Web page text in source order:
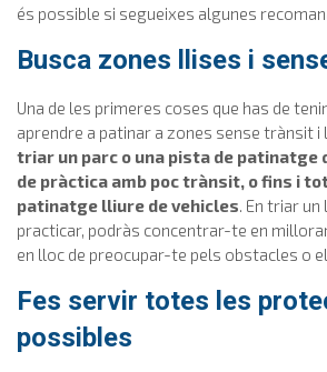
és possible si segueixes algunes
Busca zones llises i
Una de les primeres coses que has de
aprendre a patinar a zones sense trànsit i
triar un parc o una pista de patinatge
de pràctica amb poc trànsit, o fins i
patinatge lliure de vehicles. En triar
practicar, podràs concentrar-te en
en lloc de preocupar-te pels obstacles o
Fes servir totes les
possibles